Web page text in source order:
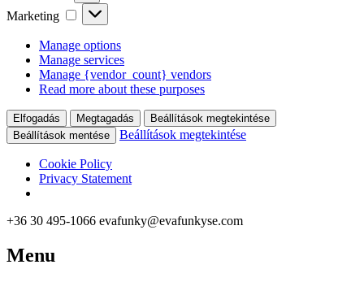
Marketing Marketing
Manage options
Manage services
Manage {vendor_count} vendors
Read more about these purposes
Elfogadás Megtagadás
Beállítások megtekintése
Beállítások mentése
Beállítások megtekintése
Cookie Policy
Privacy Statement
+36 30 495-1066 evafunky@evafunkyse.com
Ritmuscsapatok Országos Táncversenye és a Hip-Hop Unite
Menu